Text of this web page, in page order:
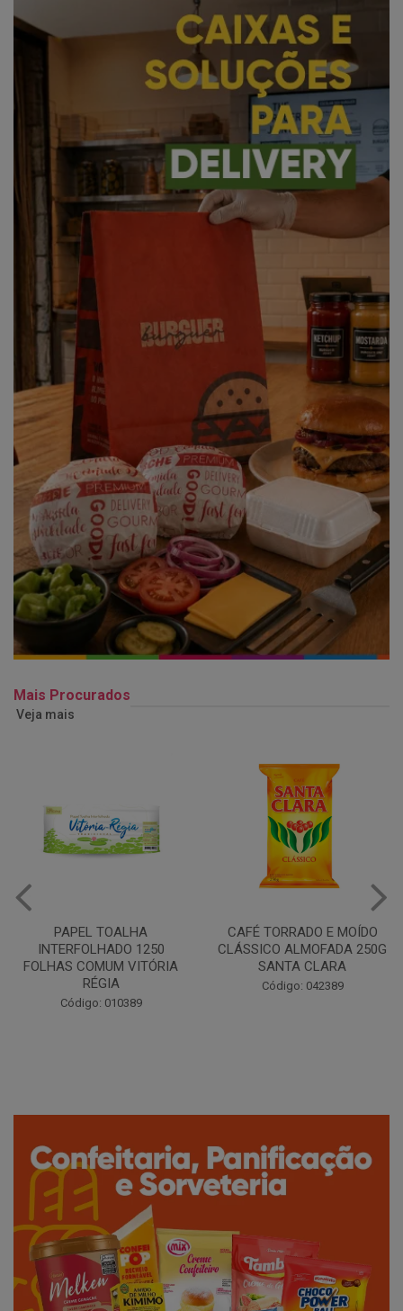
Mais Procurados
Veja mais
CAFÉ TORRADO E MOÍDO
CLÁSSICO ALMOFADA 250G
SANTA CLARA
Código: 042389
Copo Plástico Branco 180ml
Pacote c/100 - Cristalcopo
Código: 031413